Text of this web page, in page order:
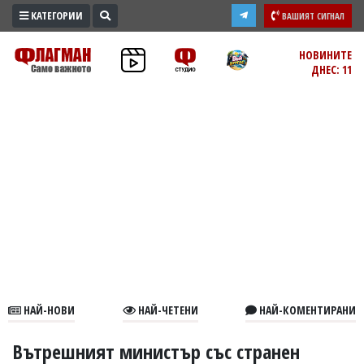
ПРОМО
ЗОНА
В
КАТЕГОРИИ ВАШИЯТ СИГНАЛ
НОВИНИТЕ
ДНЕС: 11
НАЙ-НОВИ НАЙ-ЧЕТЕНИ НАЙ-КОМЕНТИРАНИ
Вътрешният министър със странен